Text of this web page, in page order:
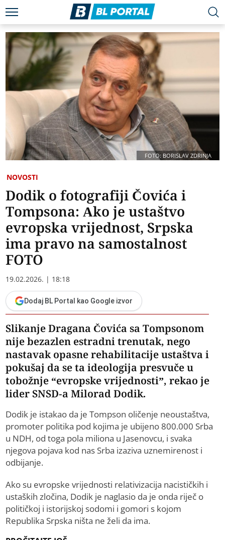
FOTO: BORISLAV ZDRINJA
NOVOSTI
Dodik o fotografiji Čovića i
Tompsona: Ako je ustaštvo
evropska vrijednost, Srpska
ima pravo na samostalnost
FOTO
19.02.2026. | 18:18
Dodaj BL Portal kao Google izvor
Slikanje Dragana Čovića sa Tompsonom
nije bezazlen estradni trenutak, nego
nastavak opasne rehabilitacije ustaštva i
pokušaj da se ta ideologija presvuče u
tobožnje “evropske vrijednosti”, rekao je
lider SNSD-a Milorad Dodik.
Dodik je istakao da je Tompson oličenje neoustaštva,
promoter politika pod kojima je ubijeno 800.000 Srba
u NDH, od toga pola miliona u Jasenovcu, i svaka
njegova pojava kod nas Srba izaziva uznemirenost i
odbijanje.
Ako su evropske vrijednosti relativizacija nacističkih i
ustaških zločina, Dodik je naglasio da je onda riječ o
političkoj i istorijskoj sodomi i gomori s kojom
Republika Srpska ništa ne želi da ima.